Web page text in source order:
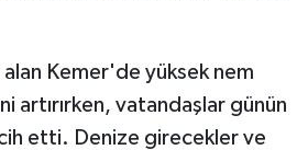
Kemer'de yüksek nem
artırırken, vatandaşlar günün
etti. Denize girecekler ve